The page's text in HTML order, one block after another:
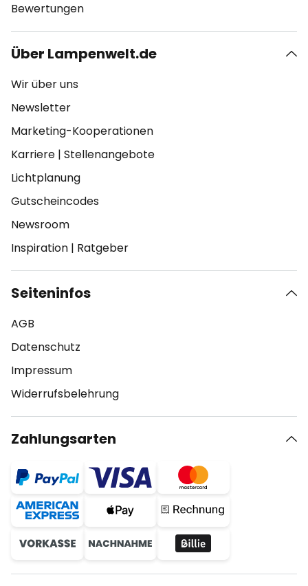
Bewertungen
Über Lampenwelt.de
Wir über uns
Newsletter
Marketing-Kooperationen
Karriere | Stellenangebote
Lichtplanung
Gutscheincodes
Newsroom
Inspiration | Ratgeber
Seiteninfos
AGB
Datenschutz
Impressum
Widerrufsbelehrung
Zahlungsarten